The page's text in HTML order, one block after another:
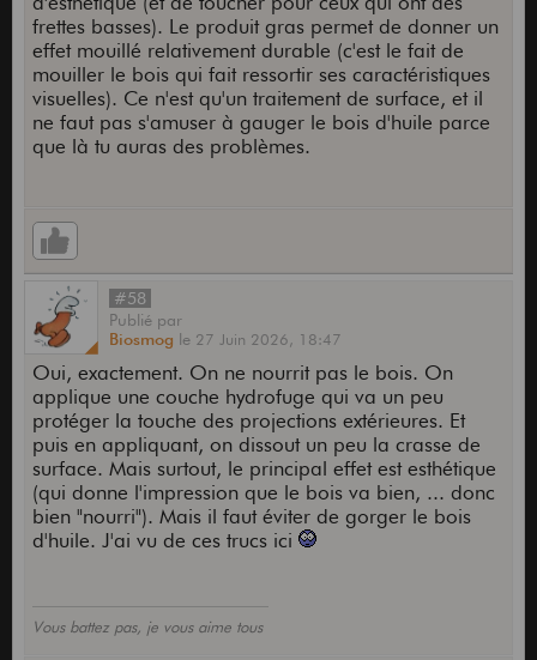
frettes basses). Le produit gras permet de donner un
effet mouillé relativement durable (c'est le fait de
mouiller le bois qui fait ressortir ses caractéristiques
visuelles). Ce n'est qu'un traitement de surface, et il
ne faut pas s'amuser à gauger le bois d'huile parce
que là tu auras des problèmes.
#58
Publié par
Biosmog le 27 Juin 2026, 18:47
Oui, exactement. On ne nourrit pas le bois. On
applique une couche hydrofuge qui va un peu
protéger la touche des projections extérieures. Et
puis en appliquant, on dissout un peu la crasse de
surface. Mais surtout, le principal effet est esthétique
(qui donne l'impression que le bois va bien, ... donc
bien "nourri"). Mais il faut éviter de gorger le bois
d'huile. J'ai vu de ces trucs ici
Vous battez pas, je vous aime tous